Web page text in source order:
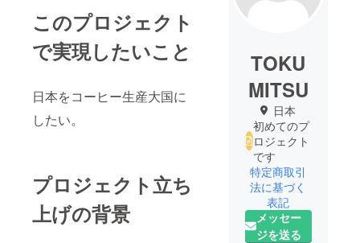
このプロジェクト
で実現したいこと
日本をコーヒー生産大国に
したい。
プロジェクト立ち
上げの背景
TOKU
MITSU
日本
初めてのプ
ロジェクト
です
特定商取引
法に基づく
表記
メッセー
ジを送る